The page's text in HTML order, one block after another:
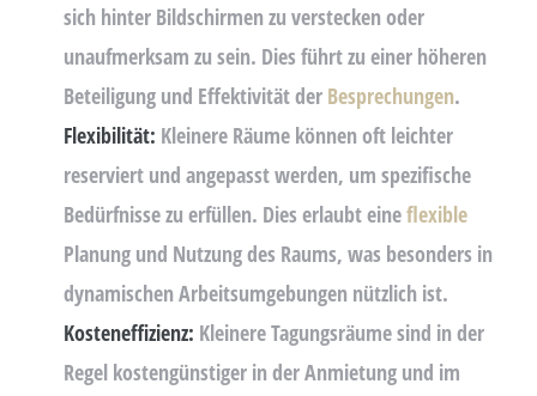
sich hinter Bildschirmen zu verstecken oder
unaufmerksam zu sein. Dies führt zu einer höheren
Beteiligung und Effektivität der Besprechungen.
Flexibilität: Kleinere Räume können oft leichter
reserviert und angepasst werden, um spezifische
Bedürfnisse zu erfüllen. Dies erlaubt eineflexible
Planung und Nutzung des Raums, was besonders in
dynamischen Arbeitsumgebungen nützlich ist.
Kosteneffizienz: Kleinere Tagungsräume sind in der
Regel kostengünstiger in der Anmietung und im